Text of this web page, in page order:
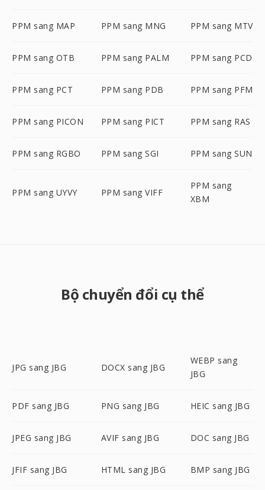
PPM sang MAP PPM sang MNG PPM sang MTV
PPM sang OTB PPM sang PALM PPM sang PCD
PPM sang PCT PPM sang PDB PPM sang PFM
PPM sang PICON PPM sang PICT PPM sang RAS
PPM sang RGBO PPM sang SGI PPM sang SUN
PPM sang UYVY PPM sang VIFF
PPM sang
XBM
Bộ chuyển đổi cụ thể
JPG sang JBG DOCX sang JBG
WEBP sang
JBG
PDF sang JBG PNG sang JBG HEIC sang JBG
JPEG sang JBG AVIF sang JBG DOC sang JBG
JFIF sang JBG HTML sang JBG BMP sang JBG